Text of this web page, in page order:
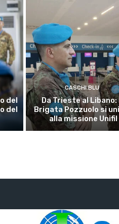
del
del
CASCHI BLU
Da Trieste al Libano:
Brigata Pozzuolo si
alla missione Unifil